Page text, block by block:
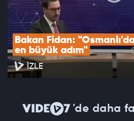
Bakan Fidan:
en büyük adım"
İZLE
'de daha